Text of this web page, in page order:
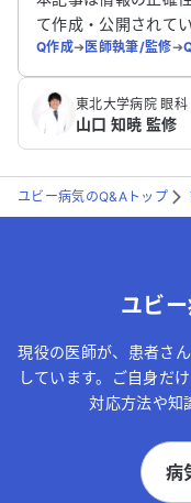
て作成・公開されてい
Q作成➔医師執筆/監修➔
東北大学病院 眼科
山口 知暁 監修
ユビー病気のQ&Aトップ
ユビ
現役の医師が、患者さ
しています。ご自身だ
対応方法や知
病